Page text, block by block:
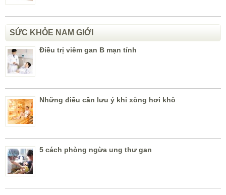
SỨC KHỎE NAM GIỚI
Điều trị viêm gan B mạn tính
Những điều cần lưu ý khi xông hơi khô
5 cách phòng ngừa ung thư gan